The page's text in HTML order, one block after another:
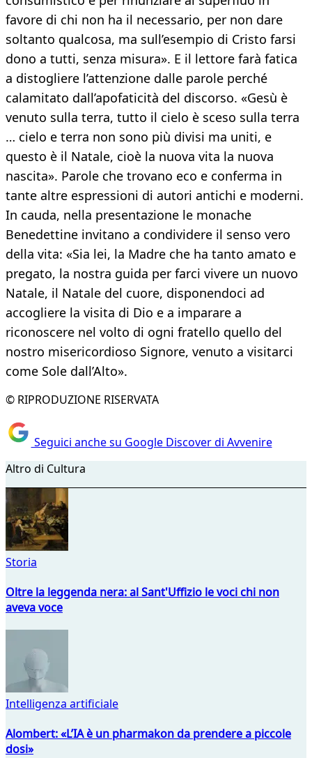
favore di chi non ha il necessario, per non dare
soltanto qualcosa, ma sull’esempio di Cristo farsi
dono a tutti, senza misura». E il lettore farà fatica
a distogliere l’attenzione dalle parole perché
calamitato dall’apofaticità del discorso. «Gesù è
venuto sulla terra, tutto il cielo è sceso sulla terra
… cielo e terra non sono più divisi ma uniti, e
questo è il Natale, cioè la nuova vita la nuova
nascita». Parole che trovano eco e conferma in
tante altre espressioni di autori antichi e moderni.
In cauda, nella presentazione le monache
Benedettine invitano a condividere il senso vero
della vita: «Sia lei, la Madre che ha tanto amato e
pregato, la nostra guida per farci vivere un nuovo
Natale, il Natale del cuore, disponendoci ad
accogliere la visita di Dio e a imparare a
riconoscere nel volto di ogni fratello quello del
nostro misericordioso Signore, venuto a visitarci
come Sole dall’Alto».
© RIPRODUZIONE RISERVATA
Seguici anche su Google Discover di Avvenire
Altro di Cultura
Storia
Oltre la leggenda nera: al Sant'Uffizio le voci chi non
aveva voce
Intelligenza artificiale
Alombert: «L’IA è un pharmakon da prendere a piccole
dosi»